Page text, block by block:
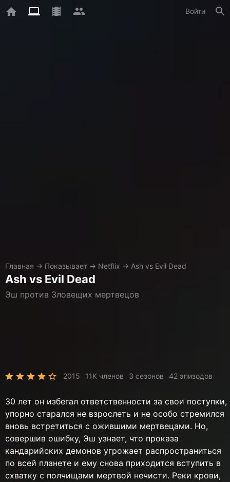
Войти
Главная → Показывает → Netflix → Ash vs Evil Dead
Ash vs Evil Dead
Эш против Зловещих мертвецов
2015 11K членов 3 сезонов 42 эпизодов
30 лет он избегал ответственности за свои поступки,
упорно старался не взрослеть и не особо стремился
вновь встретиться с ожившими мертвецами. Но,
совершив ошибку, Эш узнает, что проказа
кандарийских демонов угрожает распространиться
по всей планете и ему снова приходится вступить в
схватку с полчищами мертвой нечисти. Реки крови,